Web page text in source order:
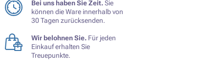
Bei uns haben Sie Zeit.Sie
können die Ware innerhalb von
30 Tagen zurücksenden.
Wir belohnen Sie. Für jeden
Einkauf erhalten Sie
Treuepunkte.